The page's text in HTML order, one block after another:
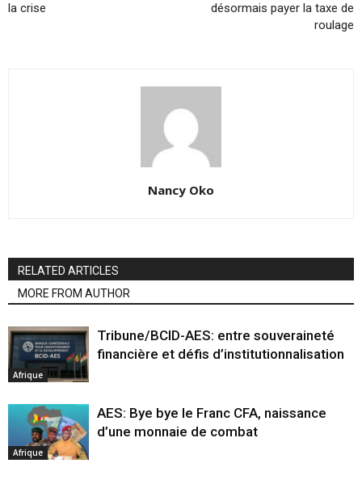
la crise
désormais payer la taxe de
roulage
Nancy Oko
RELATED ARTICLES
MORE FROM AUTHOR
Afrique
Tribune/BCID-AES: entre souveraineté
financière et défis d’institutionnalisation
Afrique
AES: Bye bye le Franc CFA, naissance
d’une monnaie de combat